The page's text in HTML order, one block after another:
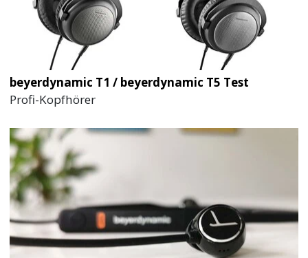
beyerdynamic T1 / beyerdynamic T5 Test
Profi-Kopfhörer